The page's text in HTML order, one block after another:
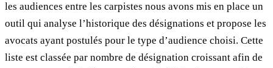
les audiences entre les carpistes nous avons mis en place un
outil qui analyse l’historique des désignations et propose les
avocats ayant postulés pour le type d’audience choisi. Cette
liste est classée par nombre de désignation croissant afin de